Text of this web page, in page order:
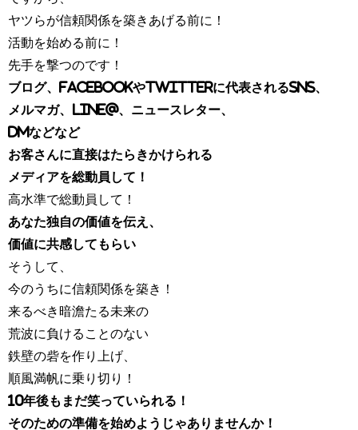
ヤツらが信頼関係を築きあげる前に！
活動を始める前に！
先手を撃つのです！
ブログ、facebookやTwitterに代表されるSNS、
メルマガ、LINE@、ニュースレター、
DMなどなど
お客さんに直接はたらきかけられる
メディアを総動員して！
高水準で総動員して！
あなた独自の価値を伝え、
価値に共感してもらい
そうして、
今のうちに信頼関係を築き！
来るべき暗澹たる未来の
荒波に負けることのない
鉄壁の砦を作り上げ、
順風満帆に乗り切り！
10年後もまだ笑っていられる！
そのための準備を始めようじゃありませんか！